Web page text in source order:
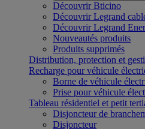
Découvrir Bticino
Découvrir Legrand
Découvrir Legrand
Nouveautés produits
Produits supprimés
Distribution, protection et
Recharge pour véhicule
Borne de véhicule
Prise pour véhicule
Tableau résidentiel et petit
Disjoncteur de
Disjoncteur